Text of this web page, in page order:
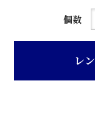
個数
レ